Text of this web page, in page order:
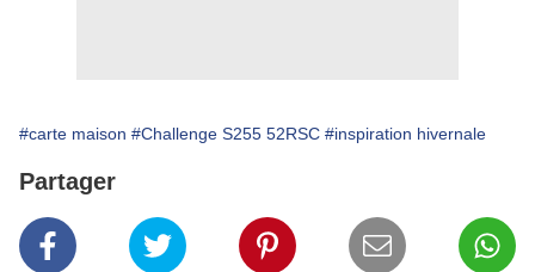
#carte maison #Challenge S255 52RSC #inspiration hivernale
Partager